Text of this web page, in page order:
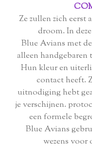
Ze zullen zich eerst
droom. In
Blue Avians met
alleen handgebaren
Hun kleur en
contact heeft.
uitnodiging hebt
je verschijnen.
een formele
Blue Avians
wezens